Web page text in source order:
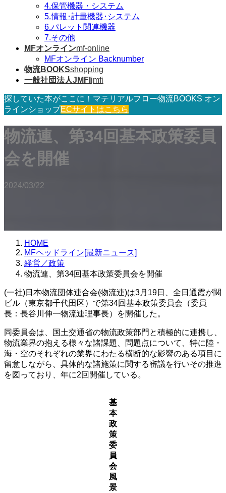
4.保管機器・システム
5.情報･計量機器･システム
6.パレット関連機器
7.その他
MFオンラインmf-online
MFオンライン Backnumber
物流BOOKSshopping
一般社団法人JMFI jmfi
探していた本がここに！マテリアルフロー物流BOOKS オン
ラインショップECサイトはこちら
物流連、第34回基本政策委員
会を開催
2024/03/22
HOME
MFヘッドライン[最新ニュース]
経営／政策
物流連、第34回基本政策委員会を開催
(一社)日本物流団体連合会(物流連)は3月19日、全日通霞が関
ビル（東京都千代田区）で第34回基本政策委員会（委員
長：長谷川伸一物流連理事長）を開催した。
同委員会は、国土交通省の物流政策部門と積極的に連携し、
物流業界の抱える様々な諸課題、問題点について、特に陸・
海・空のそれぞれの業界にわたる横断的な影響のある項目に
留意しながら、具体的な諸施策に関する審議を行いその推進
を図っており、年に2回開催している。
基
本
政
策
委
員
会
風
景